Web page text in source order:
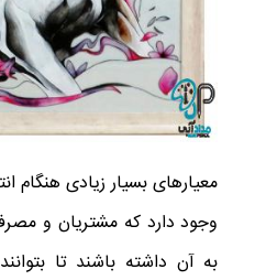
معیارهای بسیار زیادی هنگام
وجود دارد که مشتریان و
به آن داشته باشند تا